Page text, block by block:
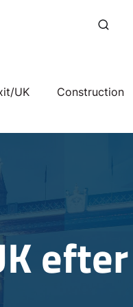
UK Construction
efter